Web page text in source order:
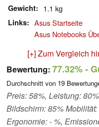
Gewicht 1.1 kg
Links
Asus Startseite
Asus Notebooks
[+] Zum Vergleich
Bewertung: 77.32%-
Durchschnitt von 19
Preis: 58%, Leistung:
Bildschirm: 85%
Ergonomie: - %,